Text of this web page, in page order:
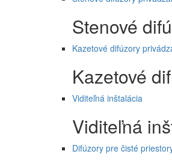
Stenové
Kazetové difúzory
Kazetové
Viditeľná inštalácia
Viditeľná
Difúzory pre čisté